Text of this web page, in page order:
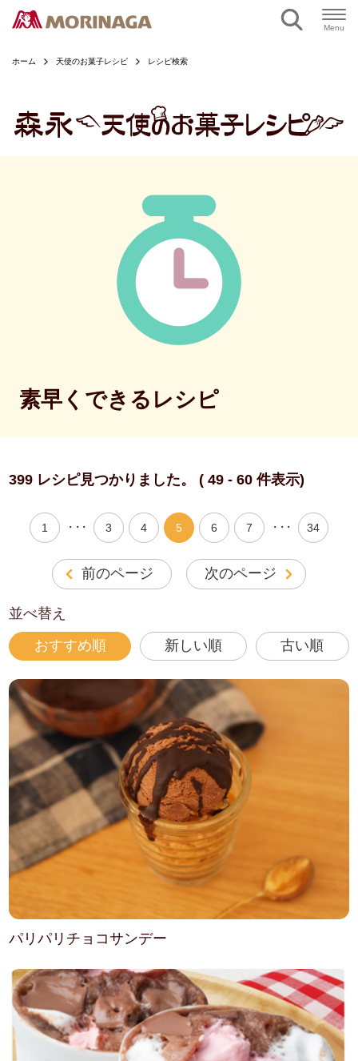
Menu
ホーム 天使のお菓子レシピ レシピ検索
素早くできるレシピ
399 レシピ見つかりました。 ( 49 - 60 件表示)
前のページ
1 ・・・ 3 4 5 6 7 ・・・ 34
次のページ
並べ替え
おすすめ順 新しい順 古い順
パリパリチョコサンデー